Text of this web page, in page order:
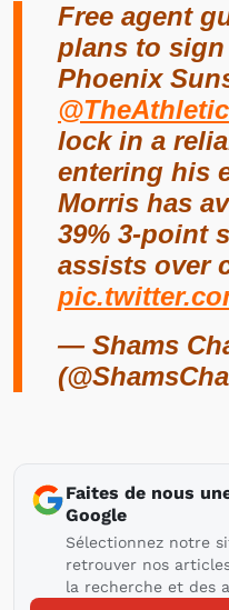
Free agent
plans to
Phoenix
@TheAthletic
lock in a
entering his
Morris has
39% 3-point
assists over
— Shams
Faites de nous
Google
Sélectionnez notre
retrouver nos
la recherche et des